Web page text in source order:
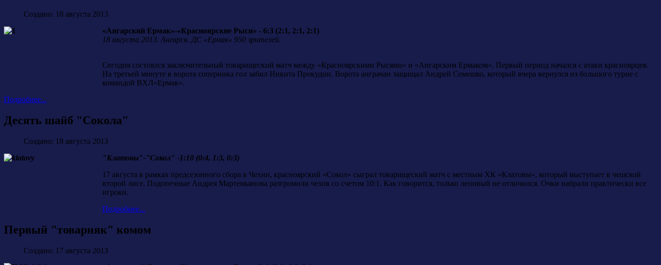
Создано: 18 августа 2013
«Ангарский Ермак»-«Красноярские Рыси» - 6:3 (2:1, 2:1, 2:1)
18 августа 2013. Ангарск. ДС «Ермак» 950 зрителей.
Сегодня состоялся заключительный товарищеский матч между «Красноярскими Рысями» и «Ангарским Ермаком». Первый период начался с атаки красноярцев.
На третьей минуте в ворота соперника гол забил Никита Прокудин. Ворота анграчан защищал Андрей Семешко, который вчера вернулся из большого турне с
командой ВХЛ«Ермак».
Подробнее...
Десять шайб "Сокола"
Создано: 18 августа 2013
"Клатовы"-"Сокол" -1:10 (0:4, 1:3, 0:3)
17 августа в рамках предсезонного сбора в Чехии, красноярский «Сокол» сыграл товарищеский матч с местным ХК «Клатовы», который выступает в чешской
второй лиге. Подопечные Андрея Мартемьянова разгромили чехов со счетом 10:1. Как говорится, только ленивый не отличился. Очки набрали практически все
игроки.
Подробнее...
Первый "товарняк" комом
Создано: 17 августа 2013